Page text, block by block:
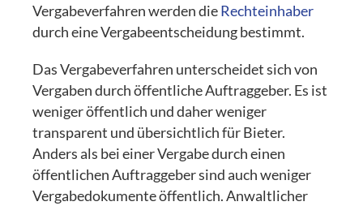
Vergabeverfahren werden dieRechteinhaber
durch eine Vergabeentscheidung bestimmt.
Das Vergabeverfahren unterscheidet sich von
Vergaben durch öffentliche Auftraggeber. Es ist
weniger öffentlich und daher weniger
transparent und übersichtlich für Bieter.
Anders als bei einer Vergabe durch einen
öffentlichen Auftraggeber sind auch weniger
Vergabedokumente öffentlich. Anwaltlicher